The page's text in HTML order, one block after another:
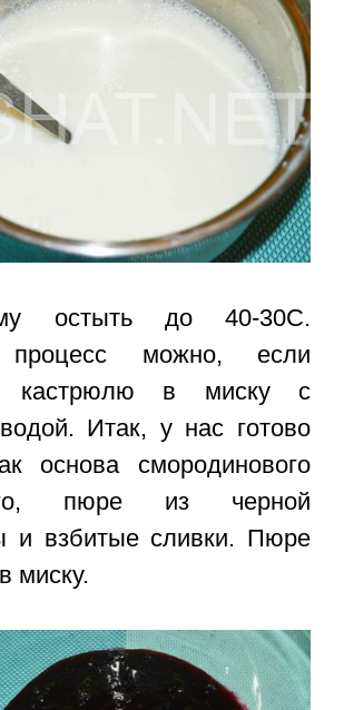
остыть до 40-30С.
процесс можно, если
кастрюлю в миску с
Итак, у нас готово
основа смородинового
пюре из черной
и взбитые сливки. Пюре
миску.